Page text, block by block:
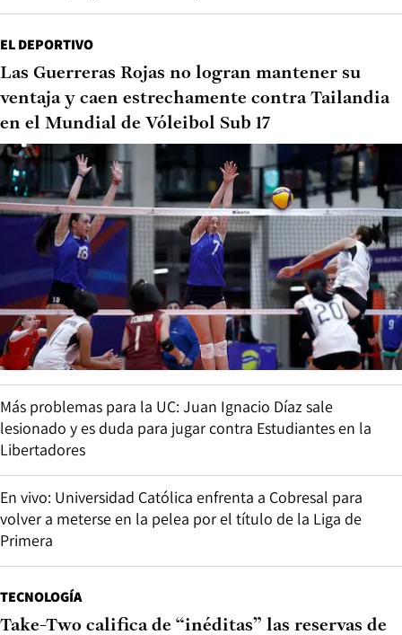
EL DEPORTIVO
Las Guerreras Rojas no logran mantener su
ventaja y caen estrechamente contra Tailandia
en el Mundial de Vóleibol Sub 17
Más problemas para la UC: Juan Ignacio Díaz sale
lesionado y es duda para jugar contra Estudiantes en la
Libertadores
En vivo: Universidad Católica enfrenta a Cobresal para
volver a meterse en la pelea por el título de la Liga de
Primera
TECNOLOGÍA
Take-Two califica de “inéditas” las reservas de